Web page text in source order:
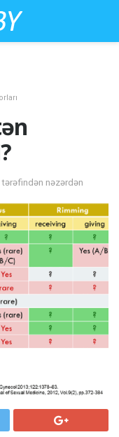
tərəfindən nəzərdən